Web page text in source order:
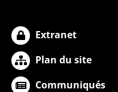
Extranet
Plan du site
Communiqués